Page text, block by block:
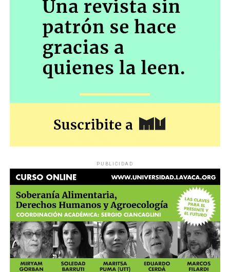
PUBLICIDAD